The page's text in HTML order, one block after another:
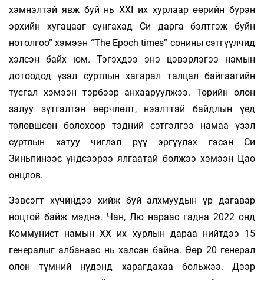
хэмнэлтэй явж буй нь ХХI их хурлаар өөрийн бүрэн
эрхийн хугацааг сунгахад Си дарга бэлтгэж буйн
нотолгоо” хэмээн “The Epoch times” сонины сэтгүүлчид
хэлсэн байх юм. Тэгэхдээ энэ цэвэрлэгээ намын
дотоодод үзэл суртлын хагарал талцал байгаагийн
тусгал хэмээн тэрбээр анхааруулжээ. Төрийн олон
залуу зүтгэлтэн өөрчлөлт, нээлттэй байдлын үед
төлөвшсөн болохоор тэдний сэтгэлгээ намаа үзэл
суртлын хатуу чиглэл рүү эргүүлэх гэсэн Си
Зиньпинээс үндсээрээ ялгаатай болжээ хэмээн Цао
онцлов.
Зэвсэгт хүчиндээ хийж буй алхмуудын үр дагавар
ноцтой байж мэднэ. Чан, Лю нараас гадна 2022 онд
Коммунист намын ХХ их хурлын дараа нийтдээ 15
генералыг албанаас нь халсан байна. Өөр 20 генерал
олон түмний нүдэнд харагдахаа больжээ. Дээр